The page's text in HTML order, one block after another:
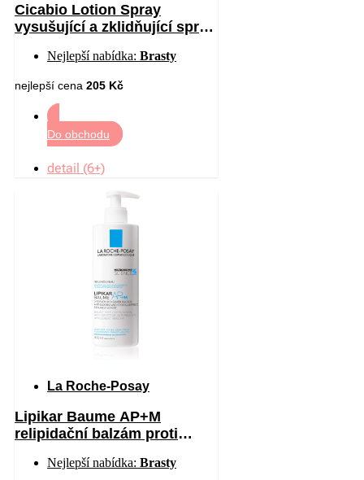
Cicabio Lotion Spray
vysušující a zklidňující sprej
Nejlepší nabídka: Brasty
nejlepší cena 205 Kč
Do obchodu
detail (6+)
La Roche-Posay
Lipikar Baume AP+M
relipidační balzám proti
pokožky 400 ml
Nejlepší nabídka: Brasty